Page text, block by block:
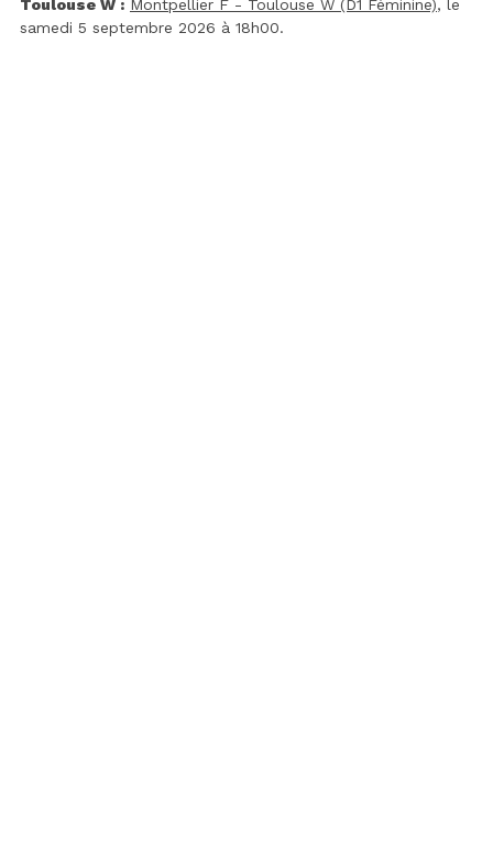
Toulouse W : Montpellier F - Toulouse W (D1 Féminine), le
samedi 5 septembre 2026 à 18h00.